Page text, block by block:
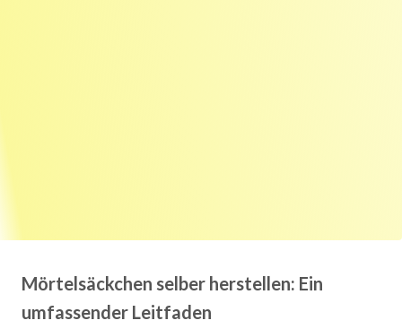
Mörtelsäckchen selber herstellen: Ein
umfassender Leitfaden